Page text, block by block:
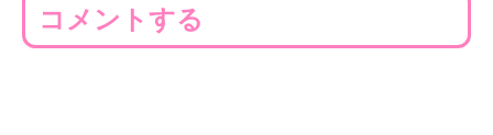
コメントする